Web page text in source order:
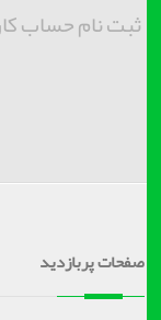
ثبت نام حساب
صفحات پربازدید